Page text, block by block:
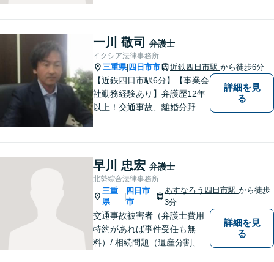
題／離婚問題／相続問題／企
業法務など、幅広く対応可
能。【明確な料金体系】どう
ぞご連絡ください。
一川 敬司 弁護士
イクシア法律事務所
三重県| 四日市市 近鉄四日市駅 から徒歩6分
【近鉄四日市駅6分】【事業会
社勤務経験あり】弁護歴12年
以上！交通事故、離婚分野に
す。明瞭会計を心がけていま
す。まずはお気軽にご相談
を！
詳細を見
る
早川 忠宏 弁護士
北勢綜合法律事務所
三重
県
四日市
市
あすなろう四日市駅 から徒歩
3分
交通事故被害者（弁護士費用
特約があれば事件受任も無
料）/ 相続問題（遺産分割、遺
詳細を見
る